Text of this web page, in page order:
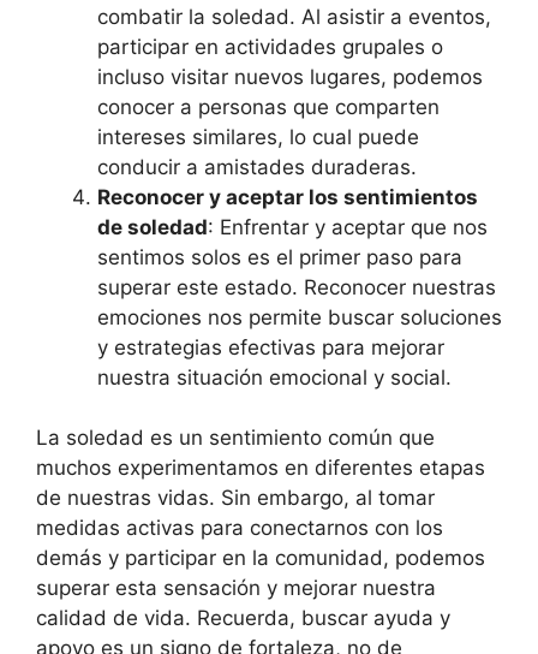
combatir la soledad. Al asistir a eventos,
participar en actividades grupales o
incluso visitar nuevos lugares, podemos
conocer a personas que comparten
intereses similares, lo cual puede
conducir a amistades duraderas.
Reconocer y aceptar los sentimientos
de soledad: Enfrentar y aceptar que nos
sentimos solos es el primer paso para
superar este estado. Reconocer nuestras
emociones nos permite buscar soluciones
y estrategias efectivas para mejorar
nuestra situación emocional y social.
La soledad es un sentimiento común que
muchos experimentamos en diferentes etapas
de nuestras vidas. Sin embargo, al tomar
medidas activas para conectarnos con los
demás y participar en la comunidad, podemos
superar esta sensación y mejorar nuestra
calidad de vida. Recuerda, buscar ayuda y
apoyo es un signo de fortaleza, no de